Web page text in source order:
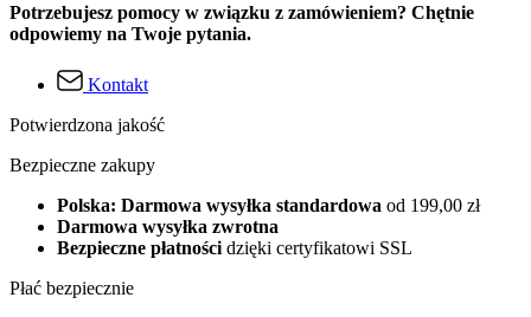
Potrzebujesz pomocy w związku z zamówieniem? Chętnie
odpowiemy na Twoje pytania.
Kontakt
Potwierdzona jakość
Bezpieczne zakupy
Polska: Darmowa wysyłka standardowa od 199,00 zł
Darmowa wysyłka zwrotna
Bezpieczne płatności dzięki certyfikatowi SSL
Płać bezpiecznie